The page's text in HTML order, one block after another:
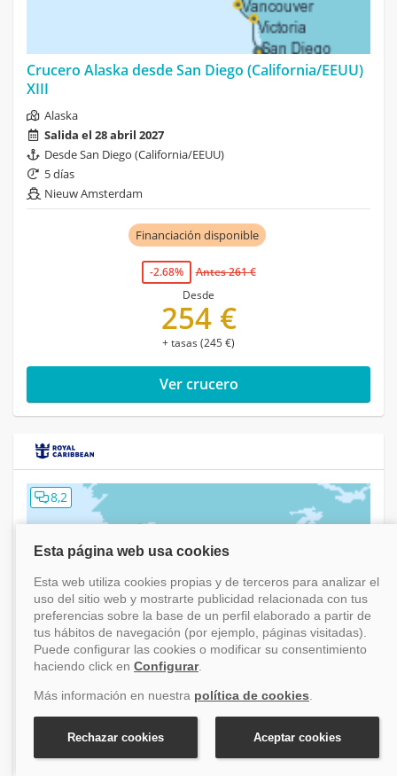
Crucero Alaska desde San Diego (California/EEUU)
XIII
Alaska
Salida el 28 abril 2027
Desde San Diego (California/EEUU)
5 días
Nieuw Amsterdam
Financiación disponible
-2.68%
Antes 261 €
Desde
254 €
+ tasas (245 €)
Ver crucero
8,2
Crucero Alaska Voyager Of The Seas desde Seattle
(Washington/EEUU)